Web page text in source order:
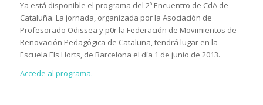
Ya está disponible el programa del 2º Encuentro de CdA de
Cataluña. La jornada, organizada por la Asociación de
Profesorado Odissea y p0r la Federación de Movimientos de
Renovación Pedagógica de Cataluña, tendrá lugar en la
Escuela Els Horts, de Barcelona el día 1 de junio de 2013.
Accede al programa.